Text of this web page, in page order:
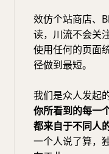
效仿个站商店、
读，川流不会关
使用任何的页面
径做到最短。
我们是众人发起
你所看到的每一
都来自于不同人
一个人说了算，